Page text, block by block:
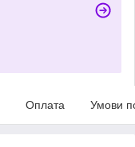
Оплата Умови